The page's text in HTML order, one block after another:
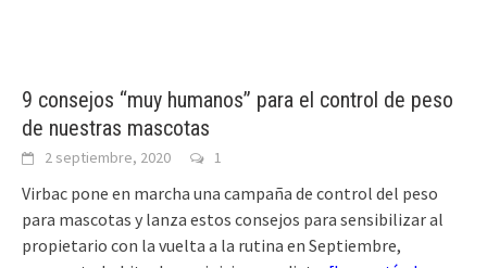
9 consejos “muy humanos” para el control de peso
de nuestras mascotas
2 septiembre, 2020 1
Virbac pone en marcha una campaña de control del peso
para mascotas y lanza estos consejos para sensibilizar al
propietario con la vuelta a la rutina en Septiembre,